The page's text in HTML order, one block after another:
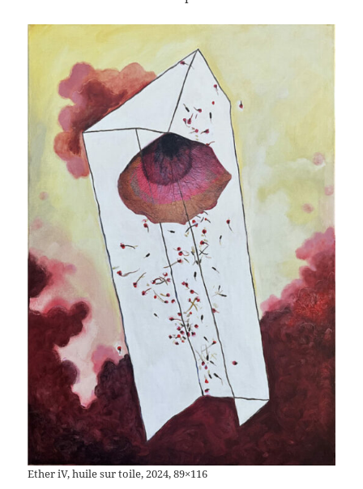
Ether iV, huile sur toile, 2024, 89×116